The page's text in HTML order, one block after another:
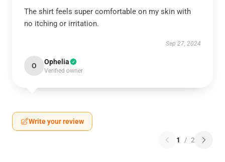
The shirt feels super comfortable on my skin with
no itching or irritation.
Sep 27, 2024
O Ophelia
Verified owner
Write your review
1 / 2